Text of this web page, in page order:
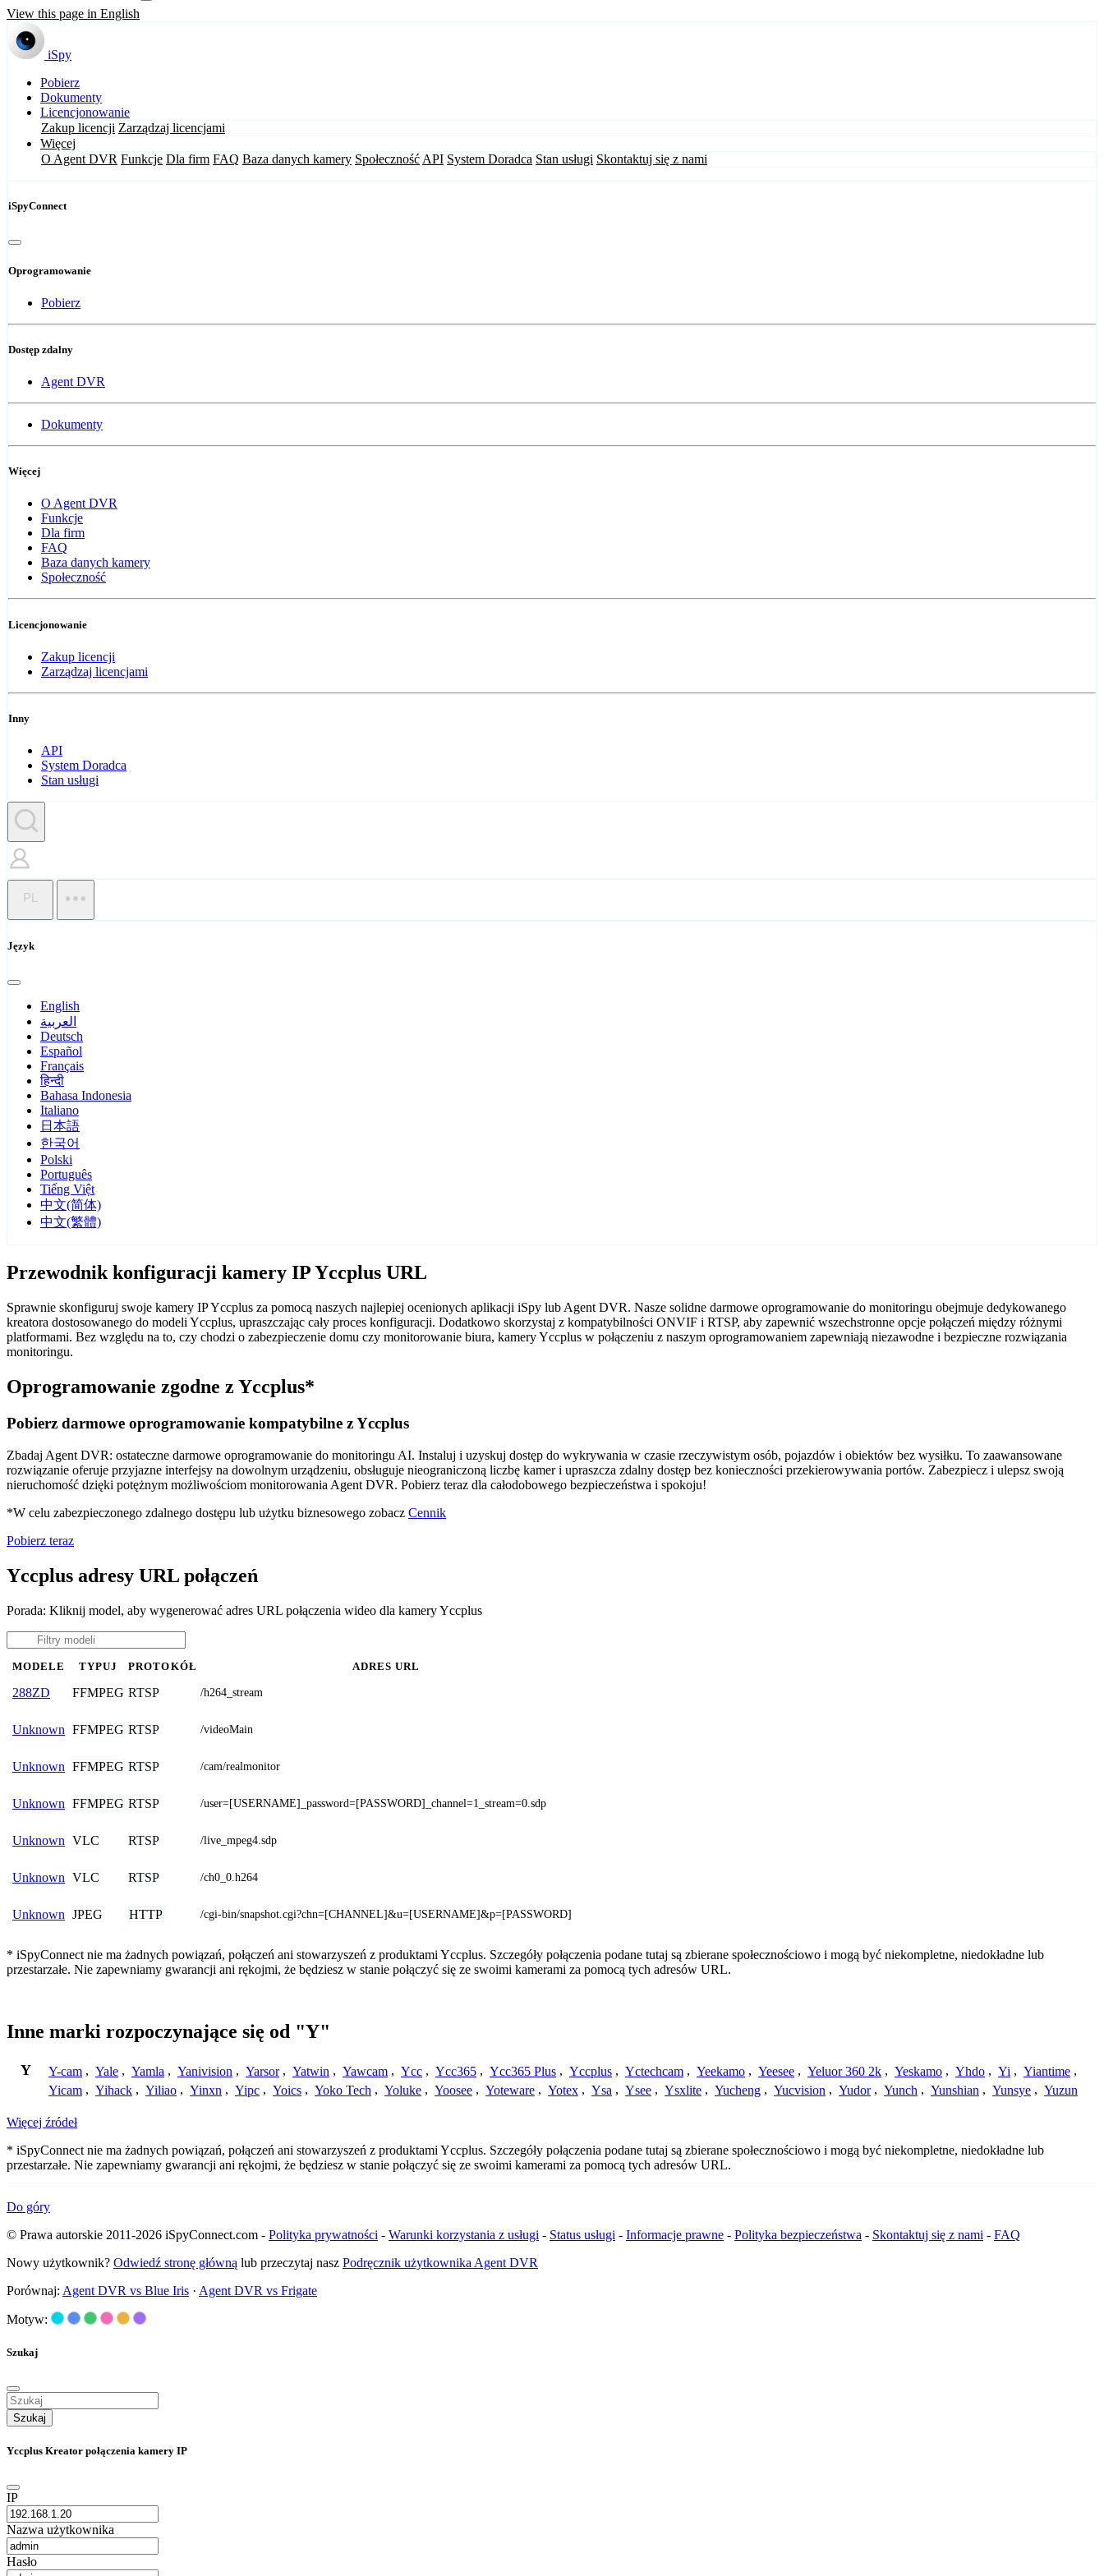
View this page in English
iSpy
Pobierz
Dokumenty
Licencjonowanie
Zakup licencji Zarządzaj licencjami
Więcej
O Agent DVR Funkcje Dla firm FAQ Baza danych kamery Społeczność API System Doradca Stan usługi Skontaktuj się z nami
iSpyConnect
Oprogramowanie
Pobierz
Dostęp zdalny
Agent DVR
Dokumenty
Więcej
O Agent DVR
Funkcje
Dla firm
FAQ
Baza danych kamery
Społeczność
Licencjonowanie
Zakup licencji
Zarządzaj licencjami
Inny
API
System Doradca
Stan usługi
PL
Język
English
العربية
Deutsch
Español
Français
हिन्दी
Bahasa Indonesia
Italiano
日本語
한국어
Polski
Português
Tiếng Việt
中文(简体)
中文(繁體)
Przewodnik konfiguracji kamery IP Yccplus URL
Sprawnie skonfiguruj swoje kamery IP Yccplus za pomocą naszych najlepiej ocenionych aplikacji iSpy lub Agent DVR. Nasze solidne darmowe oprogramowanie do monitoringu obejmuje dedykowanego
kreatora dostosowanego do modeli Yccplus, upraszczając cały proces konfiguracji. Dodatkowo skorzystaj z kompatybilności ONVIF i RTSP, aby zapewnić wszechstronne opcje połączeń między różnymi
platformami. Bez względu na to, czy chodzi o zabezpieczenie domu czy monitorowanie biura, kamery Yccplus w połączeniu z naszym oprogramowaniem zapewniają niezawodne i bezpieczne rozwiązania
monitoringu.
Oprogramowanie zgodne z Yccplus*
Pobierz darmowe oprogramowanie kompatybilne z Yccplus
Zbadaj Agent DVR: ostateczne darmowe oprogramowanie do monitoringu AI. Instaluj i uzyskuj dostęp do wykrywania w czasie rzeczywistym osób, pojazdów i obiektów bez wysiłku. To zaawansowane
rozwiązanie oferuje przyjazne interfejsy na dowolnym urządzeniu, obsługuje nieograniczoną liczbę kamer i upraszcza zdalny dostęp bez konieczności przekierowywania portów. Zabezpiecz i ulepsz swoją
nieruchomość dzięki potężnym możliwościom monitorowania Agent DVR. Pobierz teraz dla całodobowego bezpieczeństwa i spokoju!
*W celu zabezpieczonego zdalnego dostępu lub użytku biznesowego zobacz Cennik
Pobierz teraz
Yccplus adresy URL połączeń
Porada: Kliknij model, aby wygenerować adres URL połączenia wideo dla kamery Yccplus
MODELE TYPUJ PROTOKÓŁ ADRES URL
288ZD FFMPEG RTSP /h264_stream
Unknown FFMPEG RTSP /videoMain
Unknown FFMPEG RTSP /cam/realmonitor
Unknown FFMPEG RTSP /user=[USERNAME]_password=[PASSWORD]_channel=1_stream=0.sdp
Unknown VLC RTSP /live_mpeg4.sdp
Unknown VLC RTSP /ch0_0.h264
Unknown JPEG HTTP /cgi-bin/snapshot.cgi?chn=[CHANNEL]&u=[USERNAME]&p=[PASSWORD]
* iSpyConnect nie ma żadnych powiązań, połączeń ani stowarzyszeń z produktami Yccplus. Szczegóły połączenia podane tutaj są zbierane społecznościowo i mogą być niekompletne, niedokładne lub
przestarzałe. Nie zapewniamy gwarancji ani rękojmi, że będziesz w stanie połączyć się ze swoimi kamerami za pomocą tych adresów URL.
Inne marki rozpoczynające się od "Y"
Y Y-cam , Yale , Yamla , Yanivision , Yarsor , Yatwin , Yawcam , Ycc , Ycc365 , Ycc365 Plus , Yccplus , Yctechcam , Yeekamo , Yeesee , Yeluor 360 2k , Yeskamo , Yhdo , Yi , Yiantime ,
Yicam , Yihack , Yiliao , Yinxn , Yipc , Yoics , Yoko Tech , Yoluke , Yoosee , Yoteware , Yotex , Ysa , Ysee , Ysxlite , Yucheng , Yucvision , Yudor , Yunch , Yunshian , Yunsye , Yuzun
Więcej źródeł
* iSpyConnect nie ma żadnych powiązań, połączeń ani stowarzyszeń z produktami Yccplus. Szczegóły połączenia podane tutaj są zbierane społecznościowo i mogą być niekompletne, niedokładne lub
przestarzałe. Nie zapewniamy gwarancji ani rękojmi, że będziesz w stanie połączyć się ze swoimi kamerami za pomocą tych adresów URL.
Do góry
© Prawa autorskie 2011-2026 iSpyConnect.com - Polityka prywatności - Warunki korzystania z usługi - Status usługi - Informacje prawne - Polityka bezpieczeństwa - Skontaktuj się z nami - FAQ
Nowy użytkownik? Odwiedź stronę główną lub przeczytaj nasz Podręcznik użytkownika Agent DVR
Porównaj: Agent DVR vs Blue Iris · Agent DVR vs Frigate
Motyw:
Szukaj
Szukaj
Yccplus Kreator połączenia kamery IP
IP
Nazwa użytkownika
Hasło